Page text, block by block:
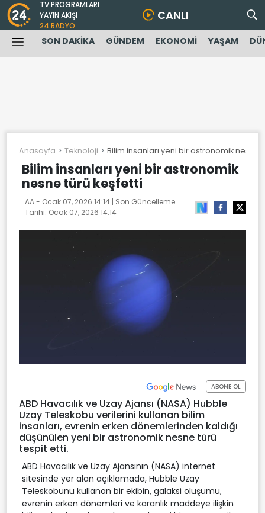
TV PROGRAMLARI
YAYIN AKIŞI
24 RADYO
CANLI
SON DAKİKA GÜNDEM EKONOMİ YAŞAM
Anasayfa Teknoloji Bilim insanları yeni bir astronomik nesne
Bilim insanları yeni bir astronomik
nesne türü keşfetti
AA - Ocak 07, 2026 14:14 | Son Güncelleme
Tarihi: Ocak 07, 2026 14:14
ABONE OL
ABD Havacılık ve Uzay Ajansı (NASA) Hubble
Uzay Teleskobu verilerini kullanan bilim
insanları, evrenin erken dönemlerinden kaldığı
düşünülen yeni bir astronomik nesne türü
tespit etti.
ABD Havacılık ve Uzay Ajansının (NASA) internet
sitesinde yer alan açıklamada, Hubble Uzay
Teleskobunu kullanan bir ekibin, galaksi oluşumu,
evrenin erken dönemleri ve karanlık maddeye ilişkin